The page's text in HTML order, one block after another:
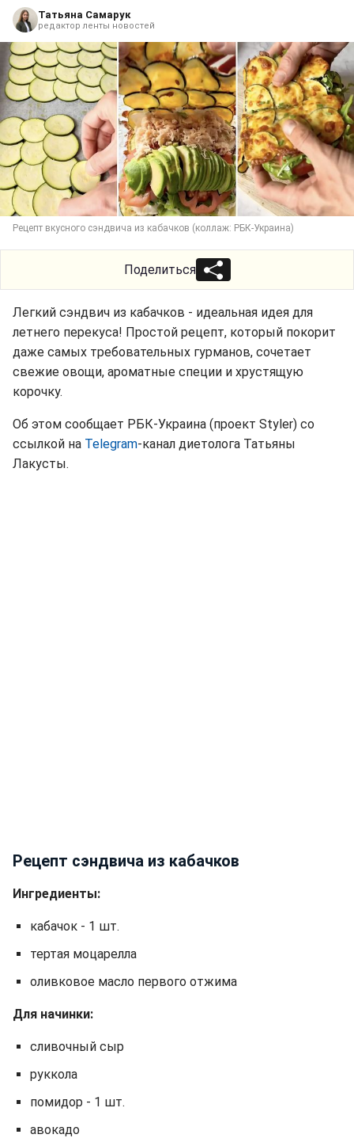
Татьяна Самарук
редактор ленты новостей
Рецепт вкусного сэндвича из кабачков (коллаж: РБК-Украина)
Поделиться
Легкий сэндвич из кабачков - идеальная идея для
летнего перекуса! Простой рецепт, который покорит
даже самых требовательных гурманов, сочетает
свежие овощи, ароматные специи и хрустящую
корочку.
Об этом сообщает РБК-Украина (проект Styler) со
ссылкой на Telegram-канал диетолога Татьяны
Лакусты.
Рецепт сэндвича из кабачков
Ингредиенты:
кабачок - 1 шт.
тертая моцарелла
оливковое масло первого отжима
Для начинки:
сливочный сыр
руккола
помидор - 1 шт.
авокадо